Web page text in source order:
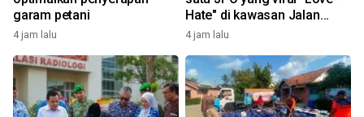
garam petani
4 jam lalu
Hate" di kawasan Jalan
Rasuna Said
4 jam lalu